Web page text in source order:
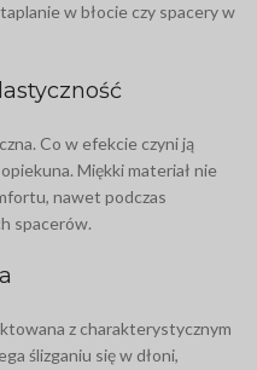
w błocie czy spacery w
Co w efekcie czyni ją
Miękki materiał nie
nawet podczas
spacerów.
z charakterystycznym
ślizganiu się w dłoni,